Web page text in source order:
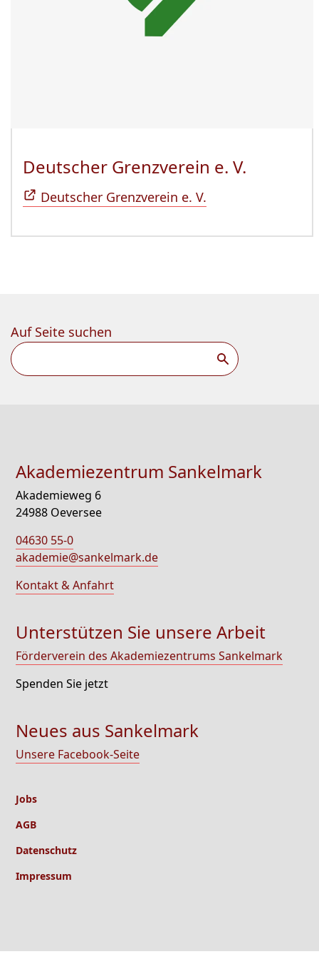
Deutscher Grenzverein e. V.
Deutscher Grenzverein e. V.
Auf Seite suchen
Suchen
Akademiezentrum Sankelmark
Akademieweg 6
24988 Oeversee
04630 55-0
akademie@sankelmark.de
Kontakt & Anfahrt
Unterstützen Sie unsere Arbeit
Förderverein des Akademiezentrums Sankelmark
Spenden Sie jetzt
Neues aus Sankelmark
Unsere Facebook-Seite
Jobs
AGB
Datenschutz
Impressum